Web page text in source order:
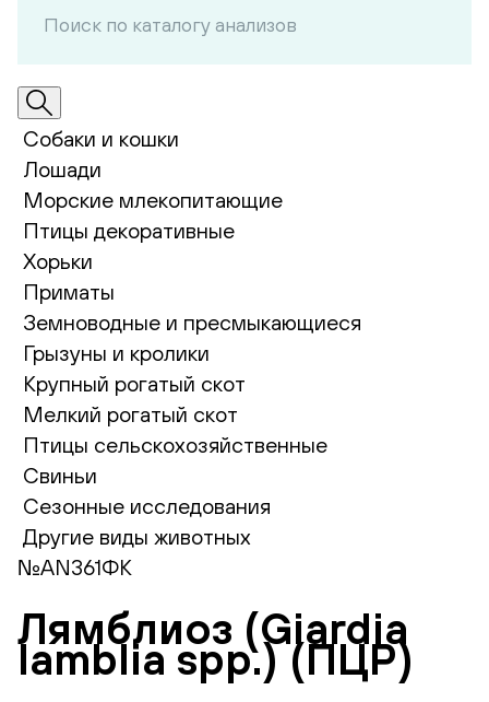
Собаки и кошки
Лошади
Морские млекопитающие
Птицы декоративные
Хорьки
Приматы
Земноводные и пресмыкающиеся
Грызуны и кролики
Крупный рогатый скот
Мелкий рогатый скот
Птицы сельскохозяйственные
Свиньи
Сезонные исследования
Другие виды животных
№AN361ФК
Лямблиоз (Giardia
lamblia spp.) (ПЦР)